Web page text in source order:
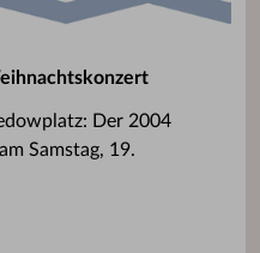
Der 2004
Samstag, 19.